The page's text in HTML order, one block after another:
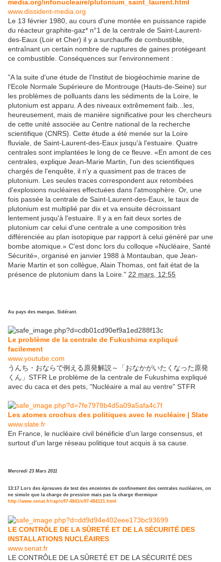
media.org/infonucleaire/plutonium_saint_laurent.html
www.dissident-media.org
Le 13 février 1980, au cours d'une montée en puissance rapide
du réacteur graphite-gaz* n°1 de la centrale de Saint-Laurent-
des-Eaux (Loir et Cher) il y a surchauffe de combustible,
entraînant un certain nombre de ruptures de gaines protégeant
ce combustible. Conséquences sur l'environnement :
"A la suite d'une étude de l'Institut de biogéochimie marine de
l'Ecole Normale Supérieure de Montrouge (Hauts-de-Seine) sur
les problèmes de polluants dans les sédiments de la Loire, le
plutonium est apparu. A des niveaux extrêmement faib
les,
heureusement, mais de manière significative pour les chercheurs
de cette unité associée au Centre national de la recherche
scientifique (CNRS). Cette étude a été menée sur la Loire
fluviale, de Saint-Laurent-des-Eaux jusqu'à l'estuaire. Quatre
centrales sont implantées le long de ce fleuve. «En amont de ces
centrales, explique Jean-Marie Martin, l'un des scientifiques
chargés de l'enquête, il n'y a quasiment pas de traces de
plutonium. Les seules traces correspondent aux retombées
d'explosions nucléaires effectuées dans l'atmosphère. Or, une
fois passée la centrale de Saint-Laurent-des-Eaux, le taux de
plutonium est multiplié par dix et va ensuite décroissant
lentement jusqu'à l'estuaire. Il y a en fait deux sortes de
plutonium car celui d'une centrale a une composition très
différenciée au plan isotopique par rapport à celui généré par une
bombe atomique.» C'est donc lors du colloque «Nucléaire, Santé
Sécurité», organisé en janvier 1988 à Montauban, que Jean-
Marie Martin et son collègue, Alain Thomas, ont fait état de la
présence de plutonium dans la Loire." 22 mars, 12:55
Au pays des mangas. Sidérant.
Le problème de la centrale de Fukushima expliqué
facilement
www.youtube.com
うんち・おならで例える原発解説～「おなかがいたくなった原発
くん」STFR Le problème de la centrale de Fukushima expliqué
avec du caca et des pets, "Nucléaire a mal au ventre" STFR
Les atomes crochus des politiques avec le nucléaire | Slate
www.slate.fr
En France, le nucléaire civil bénéficie d'un large consensus, et
surtout d'un large réseau politique tout acquis à sa cause.
Mercredi 23 Mars 2011
13:17 Lors des épreuves de test des enceintes de confinement des centrales nucléaires, on
ne simule que la charge de pression mais pas la charge thermique
http://www.senat.fr/rap/o97-4841/o97-484121.html
LE CONTRÔLE DE LA SÛRETÉ ET DE LA SÉCURITÉ DES
INSTALLATIONS NUCLÉAIRES
www.senat.fr
LE CONTRÔLE DE LA SÛRETÉ ET DE LA SÉCURITÉ DES